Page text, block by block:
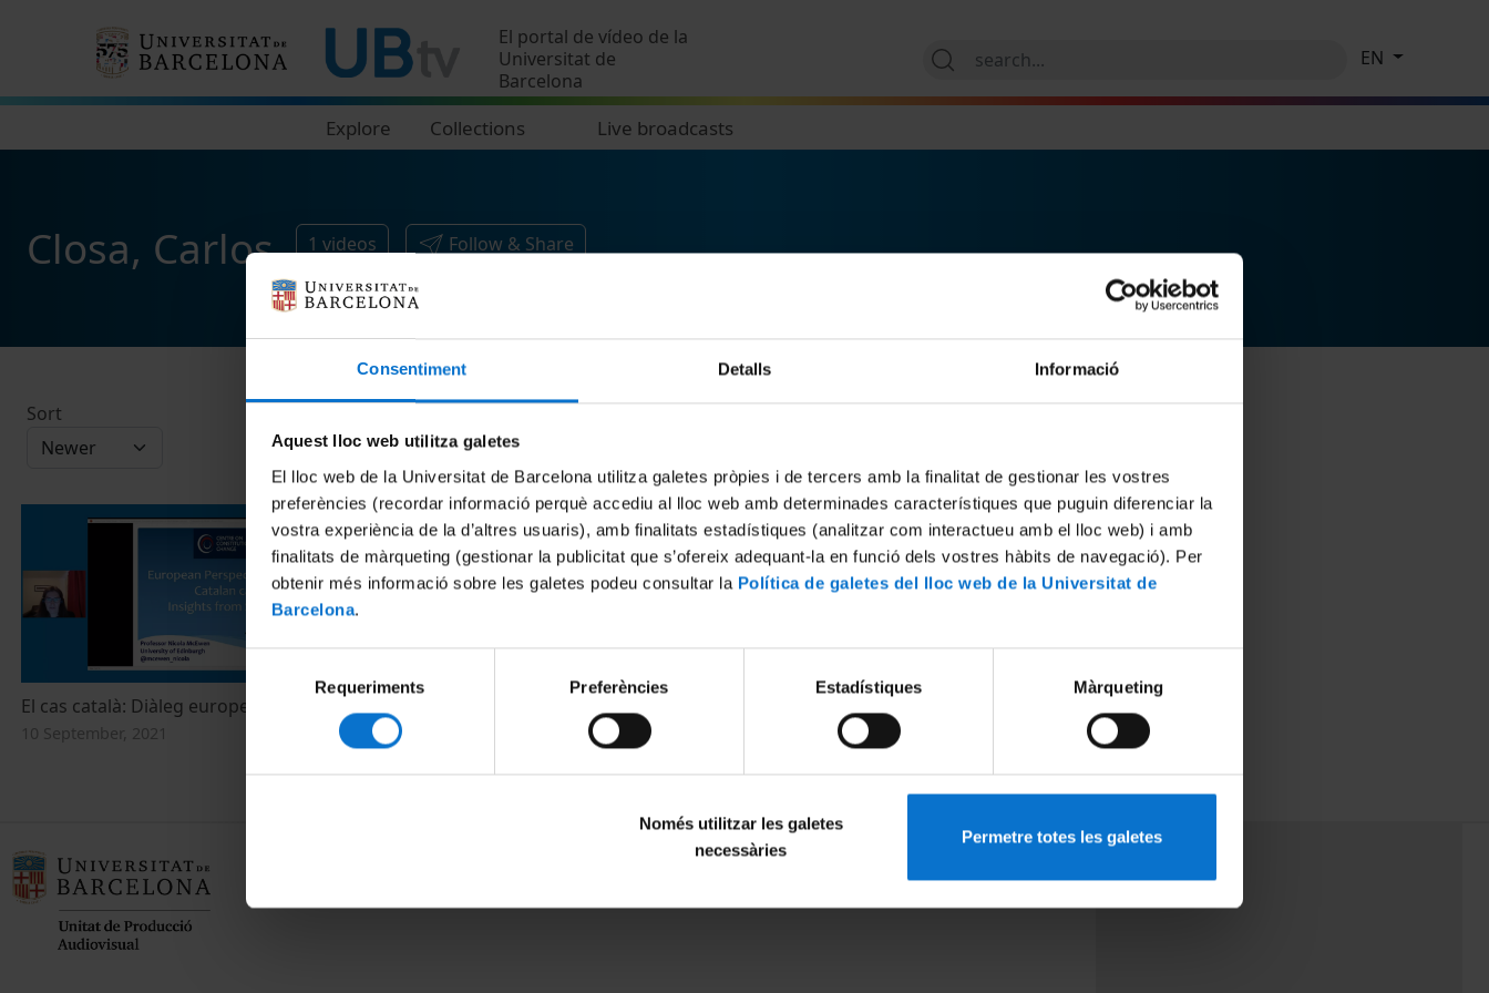
Consentiment Detalls Informació
Aquest lloc web utilitza galetes
El lloc web de la Universitat de Barcelona utilitza galetes pròpies i de tercers amb la finalitat de gestionar les vostres
preferències (recordar informació perquè accediu al lloc web amb determinades característiques que puguin diferenciar la
vostra experiència de la d’altres usuaris), amb finalitats estadístiques (analitzar com interactueu amb el lloc web) i amb
finalitats de màrqueting (gestionar la publicitat que s’ofereix adequant-la en funció dels vostres hàbits de navegació). Per
obtenir més informació sobre les galetes podeu consultar la Política de galetes del lloc web de la Universitat de
Barcelona.
de
consentiment
Requeriments Preferències Estadístiques Màrqueting
Només utilitzar les galetes
necessàries
Permetre totes les galetes
El portal de vídeo de la
Universitat de
Barcelona
Explore Collections Live broadcasts
EN
Closa, Carlos 1 videos Follow & Share
Sort
El cas català: Diàleg europeu
10 September, 2021
MENÚ PEU 1
Legal notice
PEU 3